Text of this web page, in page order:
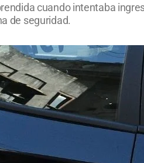
cuando intentaba
de seguridad.